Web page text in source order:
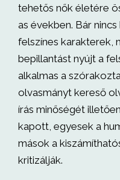
tehetős nők életére
as években. Bár
felszínes karakterek,
bepillantást nyújt a
alkalmas a
olvasmányt kereső
írás minőségét
kapott, egyesek a
mások a
kritizálják.